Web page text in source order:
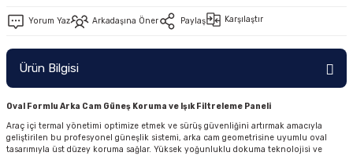
Yorum Yaz Arkadaşına Öner Paylaş Karşılaştır
Ürün Bilgisi
Oval Formlu Arka Cam Güneş Koruma ve Işık Filtreleme Paneli
Araç içi termal yönetimi optimize etmek ve sürüş güvenliğini artırmak amacıyla
geliştirilen bu profesyonel güneşlik sistemi, arka cam geometrisine uyumlu oval
tasarımıyla üst düzey koruma sağlar. Yüksek yoğunluklu dokuma teknolojisi ve